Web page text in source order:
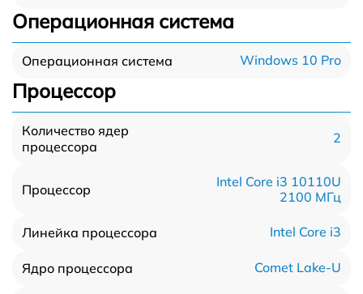
Операционная система
Операционная система Windows 10 Pro
Процессор
Количество ядер
процессора
2
Процессор
Intel Core i3 10110U
2100 МГц
Линейка процессора Intel Core i3
Ядро процессора Comet Lake-U